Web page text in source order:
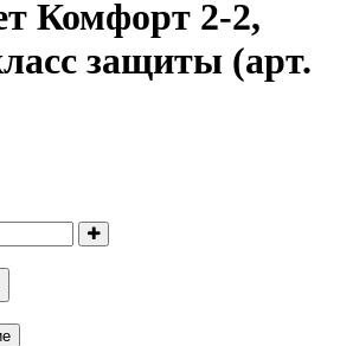
Комфорт 2-2,
защиты (арт.